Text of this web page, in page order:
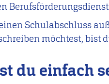
Schulabschluss
möchtest, bist
du einfach